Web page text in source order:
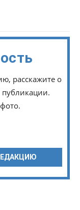
расскажите о